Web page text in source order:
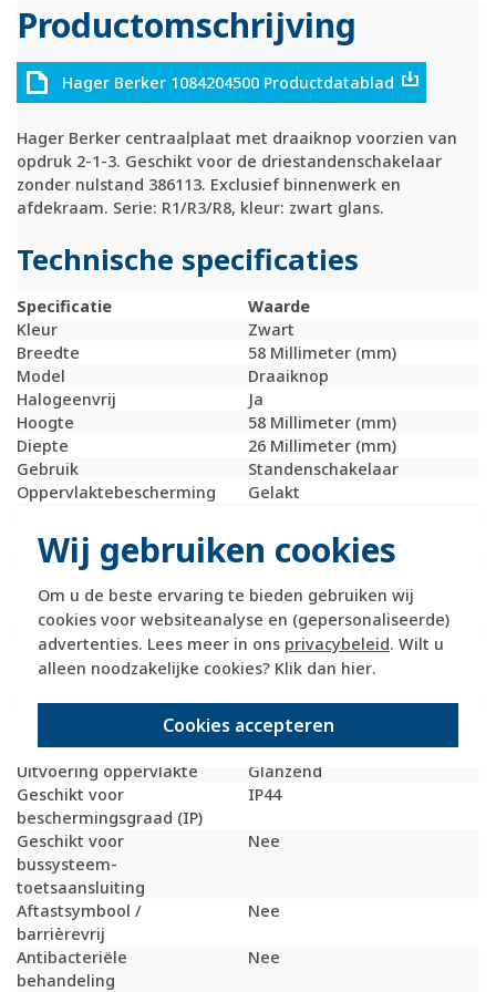
Wij gebruiken cookies
Om u de beste ervaring te bieden gebruiken wij
cookies voor websiteanalyse en (gepersonaliseerde)
advertenties. Lees meer in ons privacybeleid. Wilt u
alleen noodzakelijke cookies? Klik dan hier.
Cookies accepteren
Productomschrijving
Hager Berker 1084204500 Productdatablad
Hager Berker centraalplaat met draaiknop voorzien van
opdruk 2-1-3. Geschikt voor de driestandenschakelaar
zonder nulstand 386113. Exclusief binnenwerk en
afdekraam. Serie: R1/R3/R8, kleur: zwart glans.
Technische specificaties
Specificatie
Waarde
Kleur
Zwart
Breedte
58 Millimeter (mm)
Model
Draaiknop
Halogeenvrij
Ja
Hoogte
58 Millimeter (mm)
Diepte
26 Millimeter (mm)
Gebruik
Standenschakelaar
Oppervlaktebescherming
Gelakt
Materiaal
Kunststof
Bevestigingswijze
Schroefbevestiging
Opdruk/indicatie
Symbool "3-standen
schakelaar"
Controlevenster/verlicht
Nee
RAL-nummer
(vergelijkbaar)
9005
Met indicatieveld
Nee
lens/symbool
Nee
Uitvoering oppervlakte
Glanzend
Geschikt voor
beschermingsgraad (IP)
IP44
Geschikt voor
bussysteem-
toetsaansluiting
Nee
Aftastsymbool /
barrièrevrij
Nee
Antibacteriële
behandeling
Nee